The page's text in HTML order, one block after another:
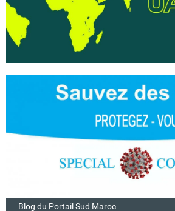
Blog du Portail Sud Maroc